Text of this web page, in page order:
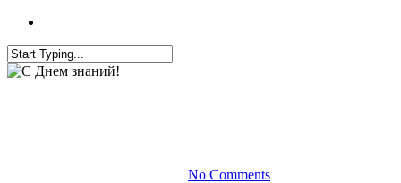
No Comments